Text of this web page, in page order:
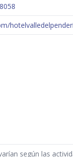
según las